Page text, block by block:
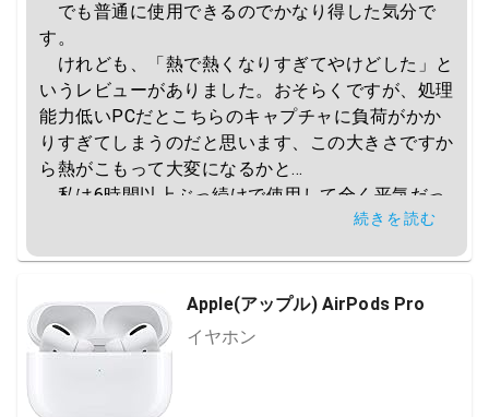
でも普通に使用できるのでかなり得した気分で
す。
けれども、「熱で熱くなりすぎてやけどした」と
いうレビューがありました。おそらくですが、処理
能力低いPCだとこちらのキャプチャに負荷がかか
りすぎてしまうのだと思います、この大きさですか
ら熱がこもって大変になるかと…
私は6時間以上ぶっ続けで使用して全く平気だっ
たのでそんなことないと思いますが、熱に気を付け
続きを読む
Apple(アップル) AirPods Pro
イヤホン